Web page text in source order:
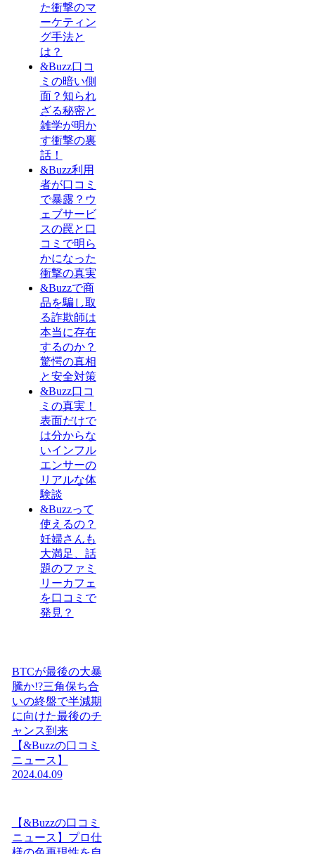
た衝撃のマ
ーケティン
グ手法と
は？
&Buzz口コ
ミの暗い側
面？知られ
ざる秘密と
雑学が明か
す衝撃の裏
話！
&Buzz利用
者が口コミ
で暴露？ウ
ェブサービ
スの罠と口
コミで明ら
かになった
衝撃の真実
&Buzzで商
品を騙し取
る詐欺師は
本当に存在
するのか？
驚愕の真相
と安全対策
&Buzz口コ
ミの真実！
表面だけで
は分からな
いインフル
エンサーの
リアルな体
験談
&Buzzって
使えるの？
妊婦さんも
大満足、話
題のファミ
リーカフェ
を口コミで
発見？
BTCが最後の大暴
騰か!?三角保ち合
いの終盤で半減期
に向けた最後のチ
ャンス到来
【&Buzzの口コミ
ニュース】
2024.04.09
【&Buzzの口コミ
ニュース】プロ仕